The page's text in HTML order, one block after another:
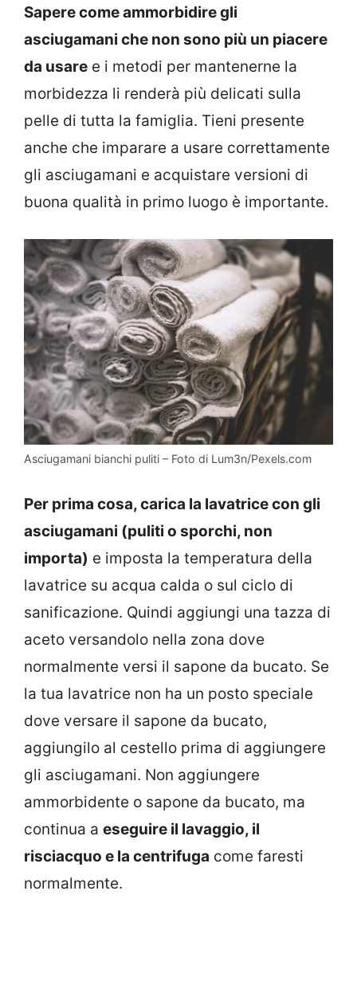
Sapere come ammorbidire gli
asciugamani che non sono più un piacere
da usare e i metodi per mantenerne la
morbidezza li renderà più delicati sulla
pelle di tutta la famiglia. Tieni presente
anche che imparare a usare correttamente
gli asciugamani e acquistare versioni di
buona qualità in primo luogo è importante.
Asciugamani bianchi puliti – Foto di Lum3n/Pexels.com
Per prima cosa, carica la lavatrice con gli
asciugamani (puliti o sporchi, non
importa) e imposta la temperatura della
lavatrice su acqua calda o sul ciclo di
sanificazione. Quindi aggiungi una tazza di
aceto versandolo nella zona dove
normalmente versi il sapone da bucato. Se
la tua lavatrice non ha un posto speciale
dove versare il sapone da bucato,
aggiungilo al cestello prima di aggiungere
gli asciugamani. Non aggiungere
ammorbidente o sapone da bucato, ma
continua a eseguire il lavaggio, il
risciacquo e la centrifuga come faresti
normalmente.